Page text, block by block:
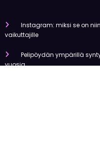
Instagram: miksi se on
Pelipöydän ympärillä